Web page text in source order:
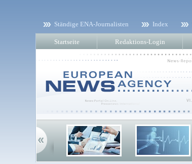
Ständige ENA-Journalisten Index
Startseite Redaktions-Login